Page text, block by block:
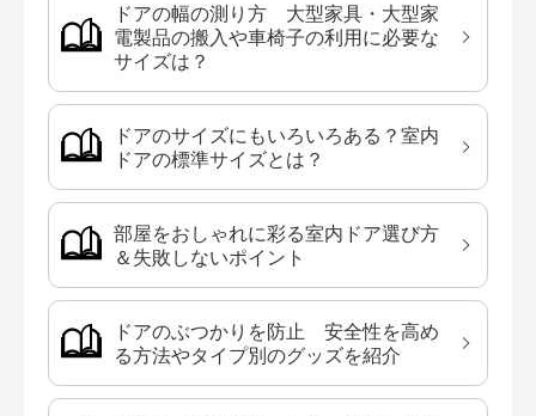
ドアの幅の測り方 大型家具・大型家
電製品の搬入や車椅子の利用に必要な
サイズは？
ドアのサイズにもいろいろある？室内
ドアの標準サイズとは？
部屋をおしゃれに彩る室内ドア選び方
＆失敗しないポイント
ドアのぶつかりを防止 安全性を高め
る方法やタイプ別のグッズを紹介